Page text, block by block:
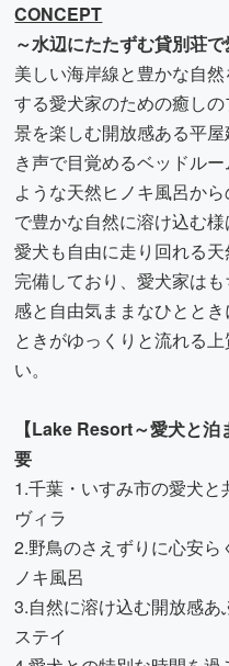
CONCEPT
～水辺にたたずむ貸別荘
美しい海岸線と豊かな自
する愛犬家のための癒し
景を楽しむ開放感ある平
き声で目覚めるベッドル
ような天然ヒノキ風呂か
で豊かな自然に溶け込む様
愛犬も自由に走り回れる
完備しており、愛犬家は
感と自由気ままなひととき
ときがゆっくりと流れる
い。
【Lake Resort～愛犬と
要
1.千葉・いすみ市の愛犬
ヴィラ
2.野鳥のさえずりに心安
ノキ風呂
3.自然に溶け込む開放感
ステイ